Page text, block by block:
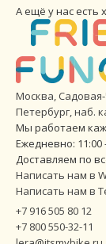
А ещё у нас есть
Москва, Садовая-
Петербург,наб.
Мы работаем
Ежедневно: 11:00
Доставляем по
Написать нам в
Написать нам в
+7 916 505 80 12
+7 800 550-32-11